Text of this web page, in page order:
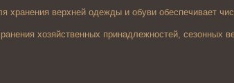
хранения верхней одежды и обуви обеспечивает
хозяйственных принадлежностей, сезонных